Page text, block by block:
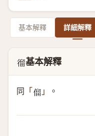
基本解釋 詳細解釋
𢕍基本解釋
同 「 𠌃 」 。